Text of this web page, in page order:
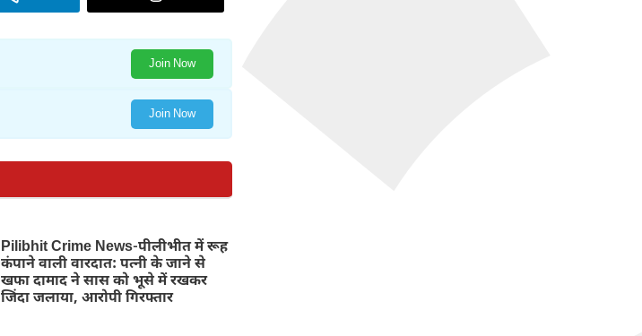
Join Now
Join Now
Pilibhit Crime News-पीलीभीत में रूह
कंपाने वाली वारदात: पत्नी के जाने से
खफा दामाद ने सास को भूसे में रखकर
जिंदा जलाया, आरोपी गिरफ्तार